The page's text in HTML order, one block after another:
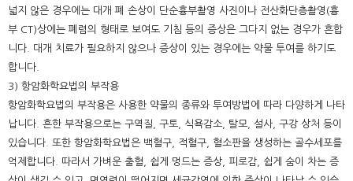
넓지 않은 경우에는 대개 폐 손상이 단순흉부촬영 사진이나 전산화단층촬영(흉
부 CT)상에는 폐렴의 형태로 보여도 기침 등의 증상은 그다지 없는 경우가 흔합
니다. 대개 치료가 필요하지 않으나 증상이 있는 경우에는 약물 투여를 하기도
합니다.
3) 항암화학요법의 부작용
항암화학요법의 부작용은 사용한 약물의 종류와 투여방법에 따라 다양하게 나타
납니다. 흔한 부작용으로는 구역질, 구토, 식욕감소, 탈모, 설사, 구강 상처 등이
있습니다. 또한 항암화학요법은 백혈구, 적혈구, 혈소판을 생성하는 골수세포를
억제합니다. 따라서 가벼운 출혈, 쉽게 멍드는 증상, 피로감, 쉽게 숨이 차는 증